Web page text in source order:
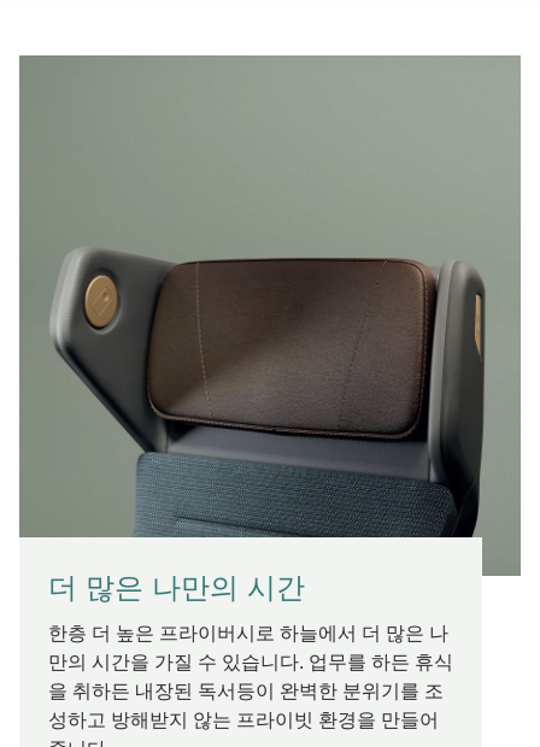
더 많은 나만의 시간
한층 더 높은 프라이버시로 하늘에서 더 많은 나
만의 시간을 가질 수 있습니다. 업무를 하든 휴식
을 취하든 내장된 독서등이 완벽한 분위기를 조
성하고 방해받지 않는 프라이빗 환경을 만들어